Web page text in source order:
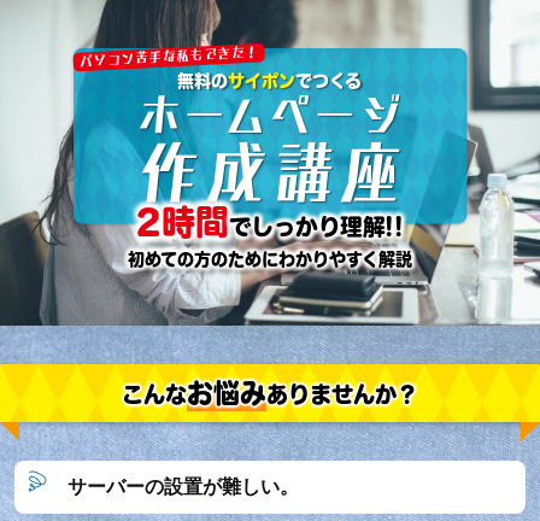
パソコン苦手な私もできた！
無料のサイポンでつくる
ホームページ
作成講座
2時間でしっかり理解!!
初めての方のためにわかりやすく解説
こんなお悩みありませんか？
サーバーの設置が難しい。